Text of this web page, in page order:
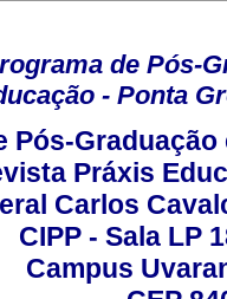
de Pós-
- Ponta
Pós-Graduação
Práxis
Carlos
CIPP - Sala LP
Campus